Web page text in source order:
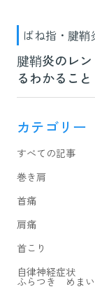
ばね指・腱鞘
腱鞘炎のレ
るわかるこ
カテゴリー
すべての記事
巻き肩
首痛
肩痛
首こり
自律神経症状
ふらつき めまい